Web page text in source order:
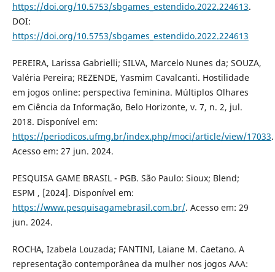
https://doi.org/10.5753/sbgames_estendido.2022.224613.
DOI:
https://doi.org/10.5753/sbgames_estendido.2022.224613
PEREIRA, Larissa Gabrielli; SILVA, Marcelo Nunes da; SOUZA,
Valéria Pereira; REZENDE, Yasmim Cavalcanti. Hostilidade
em jogos online: perspectiva feminina. Múltiplos Olhares
em Ciência da Informação, Belo Horizonte, v. 7, n. 2, jul.
2018. Disponível em:
https://periodicos.ufmg.br/index.php/moci/article/view/17033.
Acesso em: 27 jun. 2024.
PESQUISA GAME BRASIL - PGB. São Paulo: Sioux; Blend;
ESPM , [2024]. Disponível em:
https://www.pesquisagamebrasil.com.br/. Acesso em: 29
jun. 2024.
ROCHA, Izabela Louzada; FANTINI, Laiane M. Caetano. A
representação contemporânea da mulher nos jogos AAA: